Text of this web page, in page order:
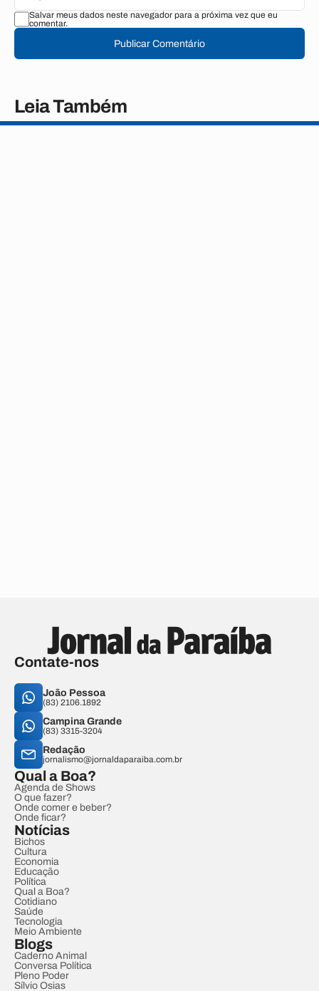
Salvar meus dados neste navegador para a próxima vez que eu
comentar.
Publicar Comentário
Leia Também
Contate-nos
João Pessoa
(83) 2106.1892
Campina Grande
(83) 3315-3204
Redação
jornalismo@jornaldaparaiba.com.br
Qual a Boa?
Agenda de Shows
O que fazer?
Onde comer e beber?
Onde ficar?
Notícias
Bichos
Cultura
Economia
Educação
Política
Qual a Boa?
Cotidiano
Saúde
Tecnologia
Meio Ambiente
Blogs
Caderno Animal
Conversa Política
Pleno Poder
Sílvio Osias